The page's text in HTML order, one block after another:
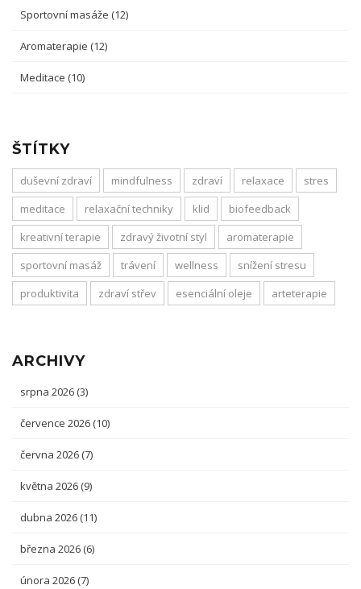
Sportovní masáže (12)
Aromaterapie (12)
Meditace (10)
ŠTÍTKY
duševní zdraví mindfulness zdraví relaxace
stres
meditace
relaxační techniky klid
biofeedback
kreativní terapie
zdravý životní styl
aromaterapie
sportovní masáž
trávení wellness
snížení stresu
produktivita
zdraví střev esenciální oleje arteterapie
ARCHIVY
srpna 2026 (3)
července 2026 (10)
června 2026 (7)
května 2026 (9)
dubna 2026 (11)
března 2026 (6)
února 2026 (7)